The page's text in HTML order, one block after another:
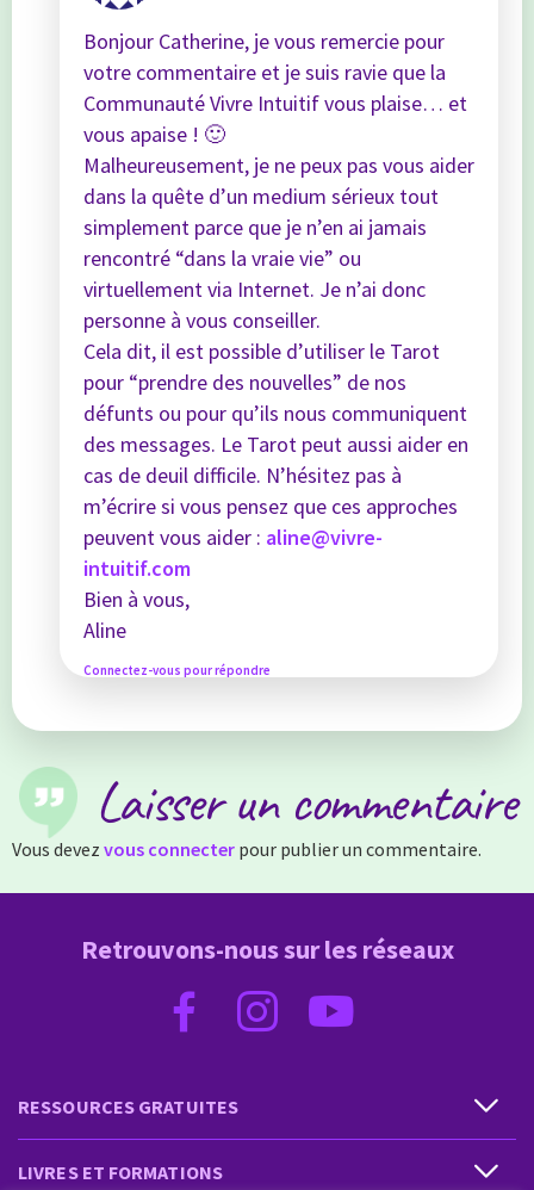
Bonjour Catherine, je vous remercie pour
votre commentaire et je suis ravie que la
Communauté Vivre Intuitif vous plaise… et
vous apaise ! 🙂
Malheureusement, je ne peux pas vous aider
dans la quête d’un medium sérieux tout
simplement parce que je n’en ai jamais
rencontré “dans la vraie vie” ou
virtuellement via Internet. Je n’ai donc
personne à vous conseiller.
Cela dit, il est possible d’utiliser le Tarot
pour “prendre des nouvelles” de nos
défunts ou pour qu’ils nous communiquent
des messages. Le Tarot peut aussi aider en
cas de deuil difficile. N’hésitez pas à
m’écrire si vous pensez que ces approches
peuvent vous aider : aline@vivre-
intuitif.com
Bien à vous,
Aline
Connectez-vous pour répondre
Laisser un commentaire
Vous devez vous connecter pour publier un commentaire.
RESSOURCES GRATUITES
LIVRES ET FORMATIONS
Retrouvons-nous sur les réseaux